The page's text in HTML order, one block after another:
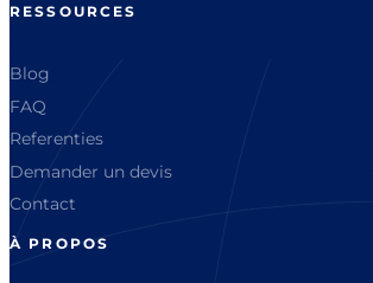
RESSOURCES
Blog
FAQ
Referenties
Demander un devis
Contact
À PROPOS